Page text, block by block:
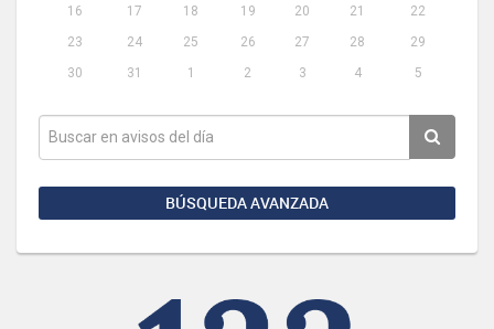
16
17 18 19 20 21
22
23
24 25 26 27 28
29
30
31 1 2 3 4 5
BÚSQUEDA AVANZADA